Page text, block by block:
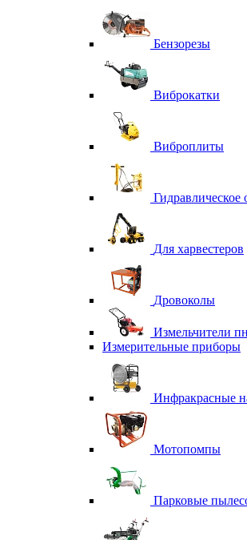
Бензорезы
Виброкатки
Виброплиты
Гидравлическое
Для харвестеров
Дровоколы
Измельчители
Измерительные приборы
Инфракрасные
Мотопомпы
Парковые